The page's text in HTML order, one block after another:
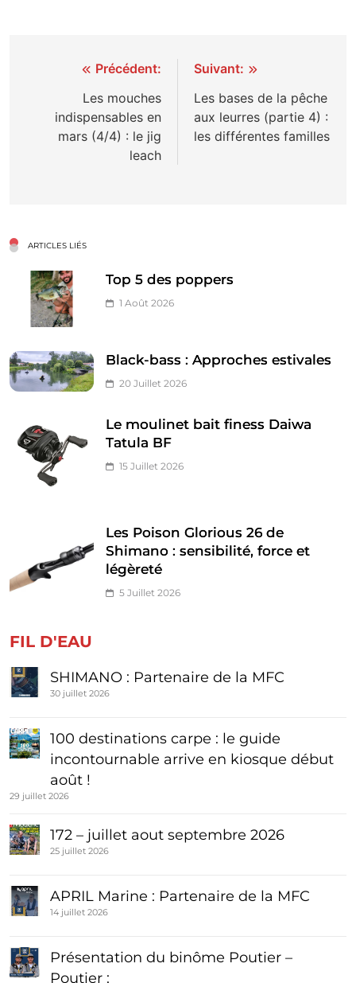
Navigation
l’article
Précédent:
Les mouches
indispensables en
mars (4/4) : le jig
leach
Suivant:
Les bases de la pêche
aux leurres (partie 4) :
les différentes familles
ARTICLES LIÉS
Top 5 des poppers
1 Août 2026
Black-bass : Approches estivales
20 Juillet 2026
Le moulinet bait finess Daiwa
Tatula BF
15 Juillet 2026
Les Poison Glorious 26 de
Shimano : sensibilité, force et
légèreté
5 Juillet 2026
FIL D'EAU
SHIMANO : Partenaire de la MFC
30 juillet 2026
100 destinations carpe : le guide
incontournable arrive en kiosque début
août !
29 juillet 2026
172 – juillet aout septembre 2026
25 juillet 2026
APRIL Marine : Partenaire de la MFC
14 juillet 2026
Présentation du binôme Poutier –
Poutier :